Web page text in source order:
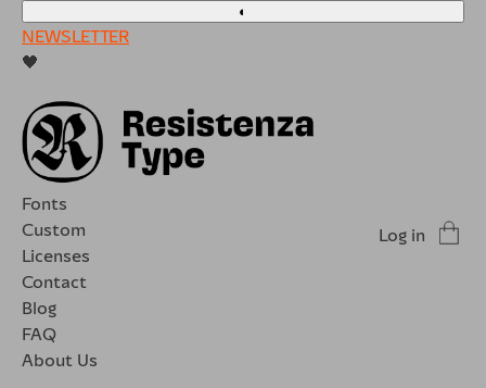
◐
NEWSLETTER
🖤
Fonts
Custom
Licenses
Contact
Blog
FAQ
About Us
Log in